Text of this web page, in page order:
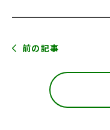
前の記事